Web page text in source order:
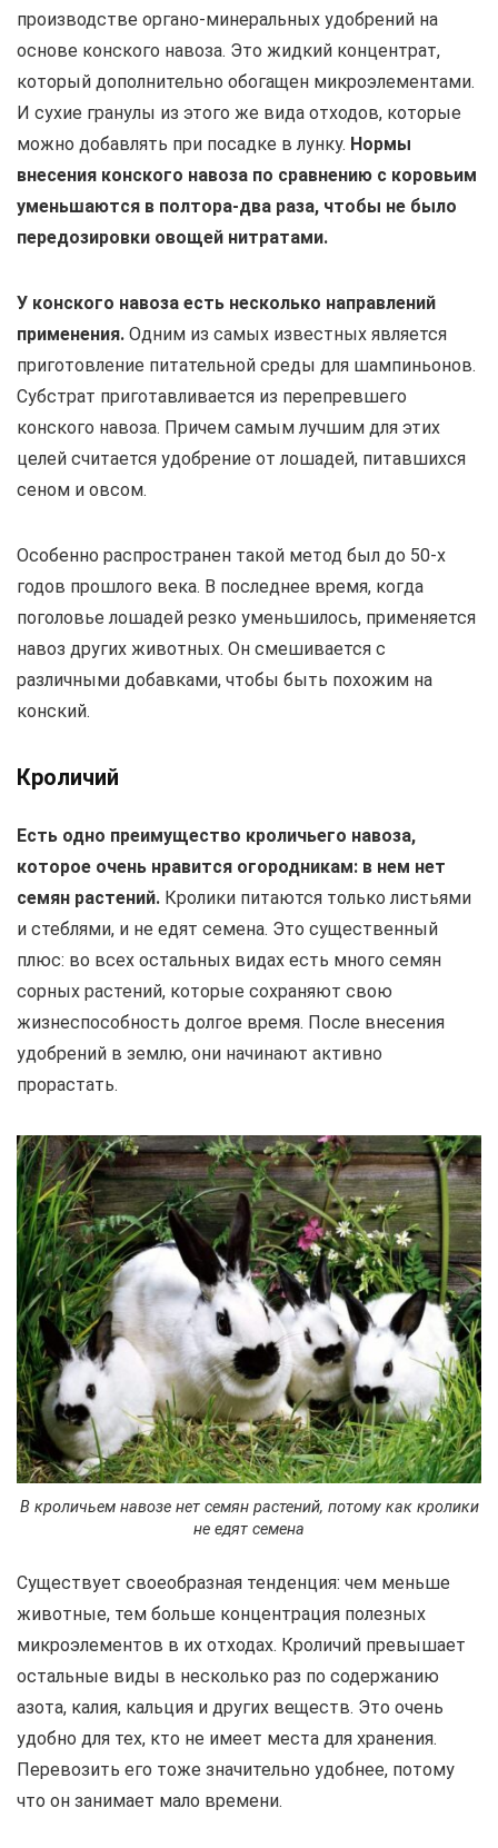
производстве органо-минеральных удобрений на
основе конского навоза. Это жидкий концентрат,
который дополнительно обогащен микроэлементами.
И сухие гранулы из этого же вида отходов, которые
можно добавлять при посадке в лунку. Нормы
внесения конского навоза по сравнению с коровьим
уменьшаются в полтора-два раза, чтобы не было
передозировки овощей нитратами.
У конского навоза есть несколько направлений
применения. Одним из самых известных является
приготовление питательной среды для шампиньонов.
Субстрат приготавливается из перепревшего
конского навоза. Причем самым лучшим для этих
целей считается удобрение от лошадей, питавшихся
сеном и овсом.
Особенно распространен такой метод был до 50-х
годов прошлого века. В последнее время, когда
поголовье лошадей резко уменьшилось, применяется
навоз других животных. Он смешивается с
различными добавками, чтобы быть похожим на
конский.
Кроличий
Есть одно преимущество кроличьего навоза,
которое очень нравится огородникам: в нем нет
семян растений. Кролики питаются только листьями
и стеблями, и не едят семена. Это существенный
плюс: во всех остальных видах есть много семян
сорных растений, которые сохраняют свою
жизнеспособность долгое время. После внесения
удобрений в землю, они начинают активно
прорастать.
В кроличьем навозе нет семян растений, потому как кролики
не едят семена
Существует своеобразная тенденция: чем меньше
животные, тем больше концентрация полезных
микроэлементов в их отходах. Кроличий превышает
остальные виды в несколько раз по содержанию
азота, калия, кальция и других веществ. Это очень
удобно для тех, кто не имеет места для хранения.
Перевозить его тоже значительно удобнее, потому
что он занимает мало времени.